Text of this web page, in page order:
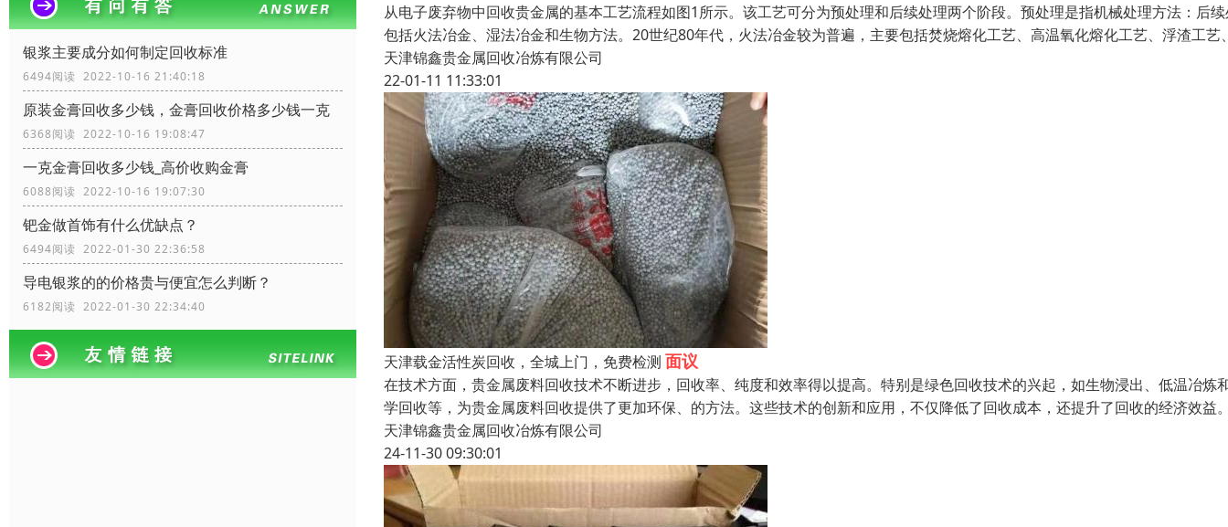
银浆主要成分如何制定回收标准
6494阅读 2022-10-16 21:40:18
原装金膏回收多少钱，金膏回收价格多少钱一克
6368阅读 2022-10-16 19:08:47
一克金膏回收多少钱_高价收购金膏
6088阅读 2022-10-16 19:07:30
钯金做首饰有什么优缺点？
6494阅读 2022-01-30 22:36:58
导电银浆的的价格贵与便宜怎么判断？
6182阅读 2022-01-30 22:34:40
从电子废弃物中回收贵金属的基本工艺流程如图1所示。该工艺可分为预处理和后续处理两个阶段。预处理是指机械处理方法：后
包括火法冶金、湿法冶金和生物方法。20世纪80年代，火法冶金较为普遍，主要包括焚烧熔化工艺、高温氧化熔化工艺、浮渣工艺
天津锦鑫贵金属回收冶炼有限公司
22-01-11 11:33:01
天津载金活性炭回收，全城上门，免费检测 面议
在技术方面，贵金属废料回收技术不断进步，回收率、纯度和效率得以提高。特别是绿色回收技术的兴起，如生物浸出、低温冶炼
学回收等，为贵金属废料回收提供了更加环保、的方法。这些技术的创新和应用，不仅降低了回收成本，还提升了回收的经济效益
天津锦鑫贵金属回收冶炼有限公司
24-11-30 09:30:01